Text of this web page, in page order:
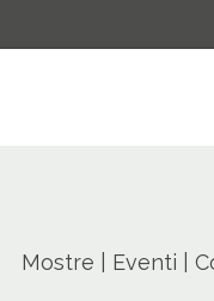
Mostre | Eventi |